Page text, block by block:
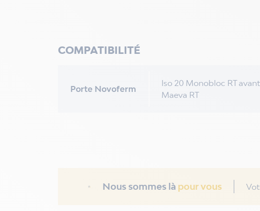
COMPATIBILITÉ
Porte Novoferm
Iso 20 Monobloc RT avant
Maeva RT
Nous sommes là pour vous